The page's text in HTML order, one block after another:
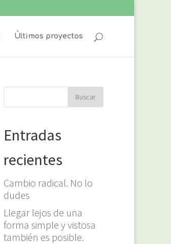
Últimos proyectos
Entradas
recientes
Cambio radical. No lo
dudes
Llegar lejos de una
forma simple y vistosa
también es posible.